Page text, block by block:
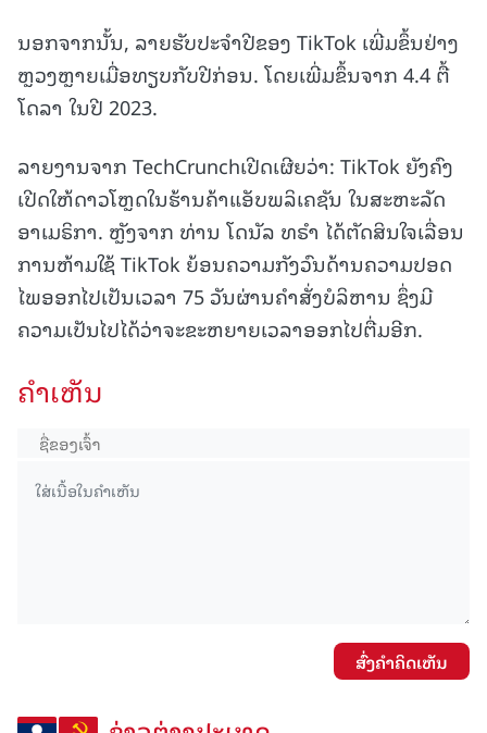
ນອກຈາກນັ້ນ, ລາຍຮັບປະຈໍາປີຂອງ TikTok ເພີ່ມຂຶ້ນຢ່າງ
ຫຼວງຫຼາຍເມື່ອທຽບກັບປີກ່ອນ. ໂດຍເພີ່ມຂຶ້ນຈາກ 4.4 ຕື້
ໂດລາ ໃນປີ 2023.
ລາຍງານຈາກ TechCrunchເປີດເຜີຍວ່າ: TikTok ຍັງຄົງ
ເປີດໃຫ້ດາວໂຫຼດໃນຮ້ານຄ້າແອັບພລິເຄຊັນ ໃນສະຫະລັດ
ອາເມຣິກາ. ຫຼັງຈາກ ທ່ານ ໂດນັລ ທຣໍາ ໄດ້ຕັດສິນໃຈເລື່ອນ
ການຫ້າມໃຊ້ TikTok ຍ້ອນຄວາມກັງວົນດ້ານຄວາມປອດ
ໄພອອກໄປເປັນເວລາ 75 ວັນຜ່ານຄໍາສັ່ງບໍລິຫານ ຊຶ່ງມີ
ຄວາມເປັນໄປໄດ້ວ່າຈະຂະຫຍາຍເວລາອອກໄປຕື່ມອີກ.
ຄໍາເຫັນ
ສົ່ງຄໍາຄິດເຫັນ